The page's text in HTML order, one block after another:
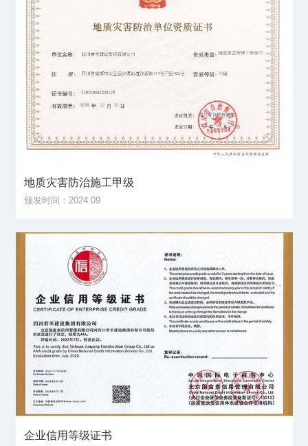
地质灾害防治施工甲级
颁发时间：2024.09
企业信用等级证书